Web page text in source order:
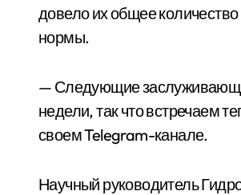
довело их общее
нормы.
— Следующие
недели, так что встречаем
своем Telegram-канале.
Научный руководитель